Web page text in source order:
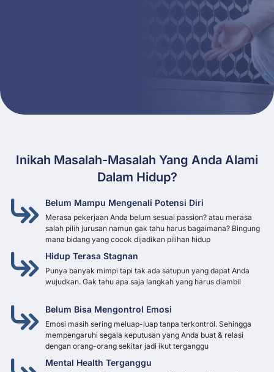
Inikah Masalah-Masalah Yang Anda Alami
Dalam Hidup?
Belum Mampu Mengenali Potensi Diri
Merasa pekerjaan Anda belum sesuai passion? atau merasa
salah pilih jurusan namun gak tahu harus bagaimana? Bingung
mana bidang yang cocok dijadikan pilihan hidup
Hidup Terasa Stagnan
Punya banyak mimpi tapi tak ada satupun yang dapat Anda
wujudkan. Gak tahu apa saja langkah yang harus diambil
Belum Bisa Mengontrol Emosi
Emosi masih sering meluap-luap tanpa terkontrol. Sehingga
mempengaruhi segala keputusan yang Anda buat & relasi
dengan orang-orang sekitar jadi ikut terganggu
Mental Health Terganggu